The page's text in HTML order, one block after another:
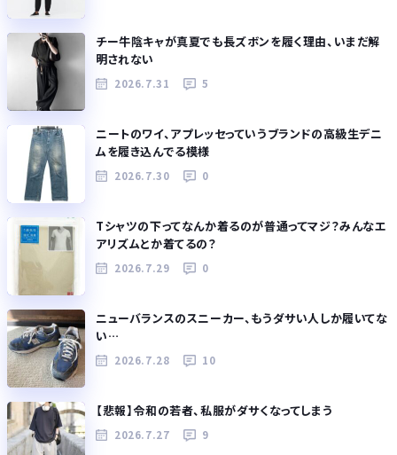
チー牛陰キャが真夏でも長ズボンを履く理由、いまだ解
明されない
2026.7.31 5
ニートのワイ、アプレッセっていうブランドの高級生デニ
ムを履き込んでる模様
2026.7.30 0
Tシャツの下ってなんか着るのが普通ってマジ？みんなエ
アリズムとか着てるの？
2026.7.29 0
ニューバランスのスニーカー、もうダサい人しか履いてな
い…
2026.7.28 10
【悲報】令和の若者、私服がダサくなってしまう
2026.7.27 9